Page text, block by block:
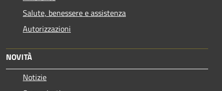
Salute, benessere e assistenza
Autorizzazioni
NOVITÀ
Notizie